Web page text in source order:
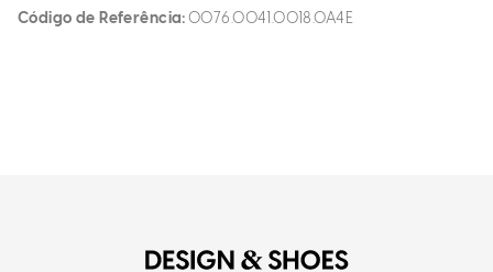
Código de Referência 0076.0041.0018.0A4E